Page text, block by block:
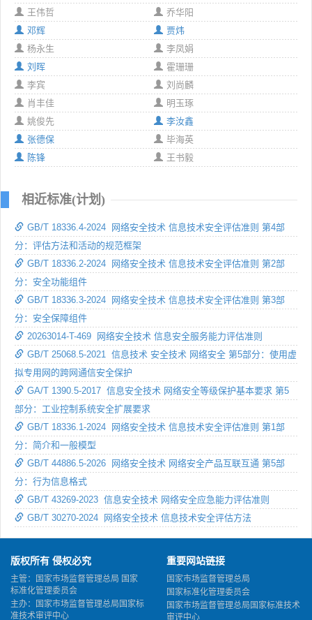
王伟哲
乔华阳
邓辉
贾炜
杨永生
李凤娟
刘晖
霍珊珊
李宾
刘尚麟
肖丰佳
明玉琢
姚俊先
李汝鑫
张德保
毕海英
陈锋
王书毅
相近标准(计划)
GB/T 18336.4-2024 网络安全技术 信息技术安全评估准则 第4部
分：评估方法和活动的规范框架
GB/T 18336.2-2024 网络安全技术 信息技术安全评估准则 第2部
分：安全功能组件
GB/T 18336.3-2024 网络安全技术 信息技术安全评估准则 第3部
分：安全保障组件
20263014-T-469 网络安全技术 信息安全服务能力评估准则
GB/T 25068.5-2021 信息技术 安全技术 网络安全 第5部分：使用虚
拟专用网的跨网通信安全保护
GA/T 1390.5-2017 信息安全技术 网络安全等级保护基本要求 第5
部分：工业控制系统安全扩展要求
GB/T 18336.1-2024 网络安全技术 信息技术安全评估准则 第1部
分：简介和一般模型
GB/T 44886.5-2026 网络安全技术 网络安全产品互联互通 第5部
分：行为信息格式
GB/T 43269-2023 信息安全技术 网络安全应急能力评估准则
GB/T 30270-2024 网络安全技术 信息技术安全评估方法
版权所有 侵权必究
主管：国家市场监督管理总局 国家
标准化管理委员会
主办：国家市场监督管理总局国家标
准技术审评中心
重要网站链接
国家市场监督管理总局
国家标准化管理委员会
国家市场监督管理总局国家标准技术
审评中心